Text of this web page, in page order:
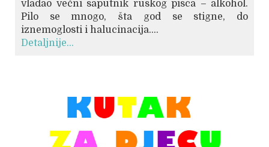
vladao večni saputnik ruskog pisca – alkohol.
Pilo se mnogo, šta god se stigne, do
iznemoglosti i halucinacija....
Detaljnije...